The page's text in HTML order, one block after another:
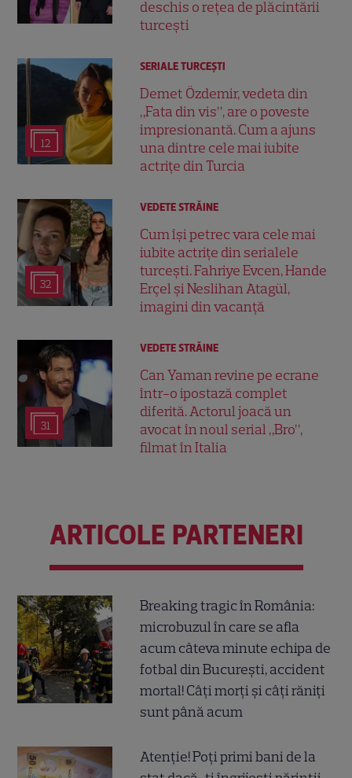
deschis o rețea de plăcintării
turcești
12
SERIALE TURCEŞTI
Demet Özdemir, vedeta din
„Fata din vis”, are o poveste
impresionantă. Cum a ajuns
una dintre cele mai iubite
actrițe din Turcia
32
VEDETE STRĂINE
Cum își petrec vara cele mai
iubite actrițe din serialele
turcești. Fahriye Evcen, Hande
Erçel și Neslihan Atagül,
imagini din vacanță
31
VEDETE STRĂINE
Can Yaman revine pe ecrane
într-o ipostază complet
diferită. Actorul joacă un
avocat în noul serial „Bro”,
filmat în Italia
ARTICOLE PARTENERI
Breaking tragic în România:
microbuzul în care se afla
acum câteva minute echipa de
fotbal din București, accident
mortal! Câți morți și câți răniți
sunt până acum
Atenție! Poți primi bani de la